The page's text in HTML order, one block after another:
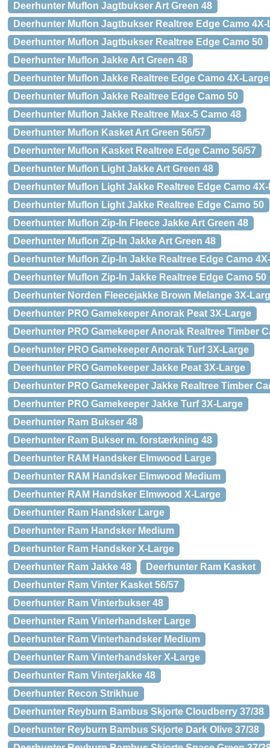
Deerhunter Muflon Jagtbukser Art Green 48
Deerhunter Muflon Jagtbukser Realtree Edge Camo 4X-
Deerhunter Muflon Jagtbukser Realtree Edge Camo 50
Deerhunter Muflon Jakke Art Green 48
Deerhunter Muflon Jakke Realtree Edge Camo 4X-Large
Deerhunter Muflon Jakke Realtree Edge Camo 50
Deerhunter Muflon Jakke Realtree Max-5 Camo 48
Deerhunter Muflon Kasket Art Green 56/57
Deerhunter Muflon Kasket Realtree Edge Camo 56/57
Deerhunter Muflon Light Jakke Art Green 48
Deerhunter Muflon Light Jakke Realtree Edge Camo
Deerhunter Muflon Light Jakke Realtree Edge Camo 50
Deerhunter Muflon Zip-In Fleece Jakke Art Green 48
Deerhunter Muflon Zip-In Jakke Art Green 48
Deerhunter Muflon Zip-In Jakke Realtree Edge Camo
Deerhunter Muflon Zip-In Jakke Realtree Edge Camo 50
Deerhunter Norden Fleecejakke Brown Melange 3X-
Deerhunter PRO Gamekeeper Anorak Peat 3X-Large
Deerhunter PRO Gamekeeper Anorak Realtree Timber
Deerhunter PRO Gamekeeper Anorak Turf 3X-Large
Deerhunter PRO Gamekeeper Jakke Peat 3X-Large
Deerhunter PRO Gamekeeper Jakke Realtree Timber
Deerhunter PRO Gamekeeper Jakke Turf 3X-Large
Deerhunter Ram Bukser 48
Deerhunter Ram Bukser m. forstærkning 48
Deerhunter RAM Handsker Elmwood Large
Deerhunter RAM Handsker Elmwood Medium
Deerhunter RAM Handsker Elmwood X-Large
Deerhunter Ram Handsker Large
Deerhunter Ram Handsker Medium
Deerhunter Ram Handsker X-Large
Deerhunter Ram Jakke 48
Deerhunter Ram Kasket
Deerhunter Ram Vinter Kasket 56/57
Deerhunter Ram Vinterbukser 48
Deerhunter Ram Vinterhandsker Large
Deerhunter Ram Vinterhandsker Medium
Deerhunter Ram Vinterhandsker X-Large
Deerhunter Ram Vinterjakke 48
Deerhunter Recon Strikhue
Deerhunter Reyburn Bambus Skjorte Cloudberry 37/38
Deerhunter Reyburn Bambus Skjorte Dark Olive 37/38